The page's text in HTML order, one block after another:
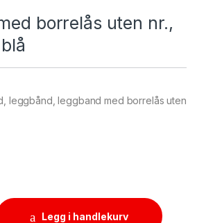
borrelås uten nr.,
leggbånd, leggband med borrelås uten
uten nr., pk. à 10 stk., blå quantity
Legg i handlekurv